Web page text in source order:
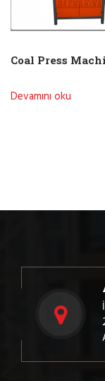
Coal Press
Devamını oku